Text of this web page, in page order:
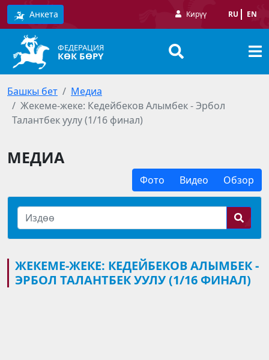
Анкета Кирүү RU EN
ФЕДЕРАЦИЯ
КӨК БӨРҮ
Башкы бет
Медиа
Жекеме-жеке: Кедейбеков Алымбек - Эрбол
Талантбек уулу (1/16 финал)
МЕДИА
Фото Видео Обзор
ЖЕКЕМЕ-ЖЕКЕ: КЕДЕЙБЕКОВ АЛЫМБЕК -
ЭРБОЛ ТАЛАНТБЕК УУЛУ (1/16 ФИНАЛ)